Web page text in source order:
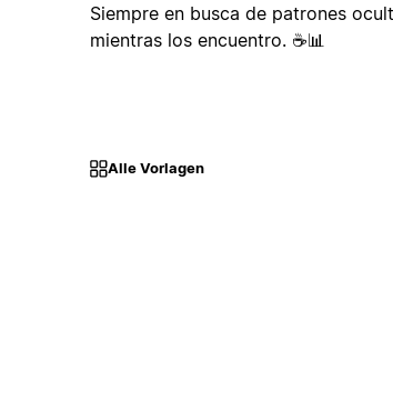
Siempre en busca de patrones
mientras los encuentro. ☕📊
Alle Vorlagen